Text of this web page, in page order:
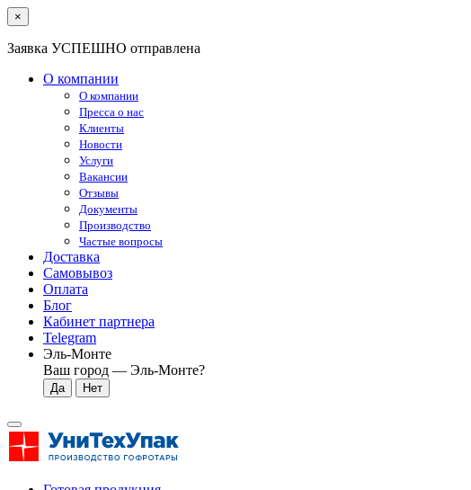
×
Заявка УСПЕШНО отправлена
О компании
О компании
Пресса о нас
Клиенты
Новости
Услуги
Вакансии
Отзывы
Документы
Производство
Частые вопросы
Доставка
Самовывоз
Оплата
Блог
Кабинет партнера
Telegram
Эль-Монте
Ваш город — Эль-Монте?